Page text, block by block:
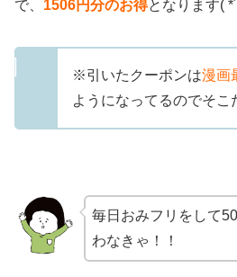
で、 1506円分のお得となります(
※引いたクーポンは漫画
ようになってるのでそこ
毎日おみフリをして
わなきゃ！！